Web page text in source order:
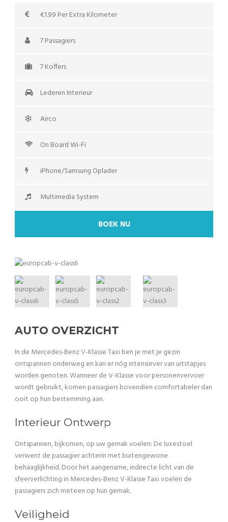
€1.99 Per Extra Kilometer
7 Passagiers
7 Koffers
Lederen Interieur
Airco
On Board Wi-Fi
iPhone/Samsung Oplader
Multimedia System
BOEK NU
AUTO OVERZICHT
In de Mercedes-Benz V-Klasse Taxi ben je met je gezin
ontspannen onderweg en kan er nóg intensiever van uitstapjes
worden genoten. Wanneer de V-Klasse voor personenvervoer
wordt gebruikt, komen passagiers bovendien comfortabeler dan
ooit op hun bestemming aan.
Interieur Ontwerp
Ontspannen, bijkomen, op uw gemak voelen: De luxestoel
verwent de passagier achterin met buitengewone
behaaglijkheid. Door het aangename, indirecte licht van de
sfeerverlichting in Mercedes-Benz V-Klasse Taxi voelen de
passagiers zich meteen op hun gemak.
Veiligheid